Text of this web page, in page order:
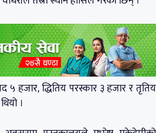
५ हजार, द्धितिय परस्कार ३ हजार र तृतिय
।